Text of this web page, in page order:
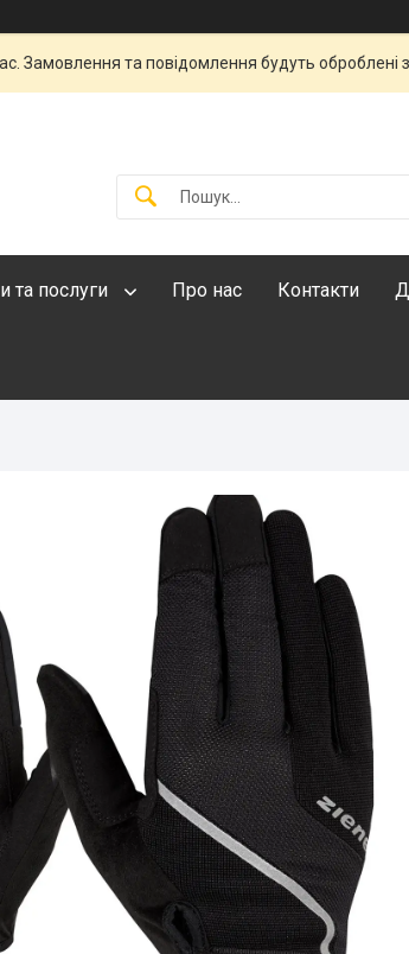
Замовлення та повідомлення будуть оброблені
та послуги Про нас Контакти